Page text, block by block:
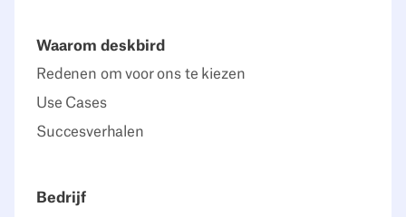
Waarom deskbird
Redenen om voor ons te kiezen
Use Cases
Succesverhalen
Bedrijf